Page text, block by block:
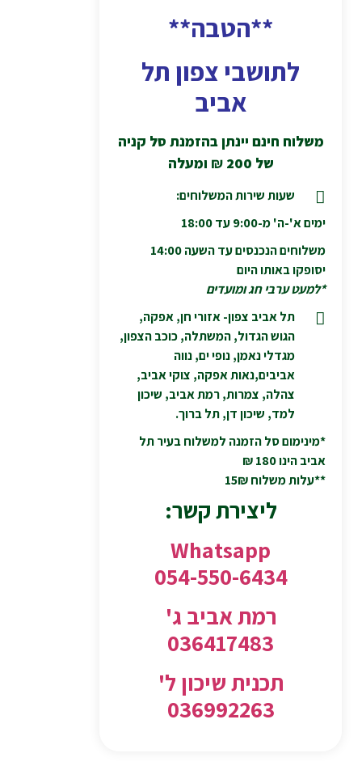
**הטבה**
לתושבי צפון תל
אביב
משלוח חינם יינתן בהזמנת סל קניה
של 200
₪ ומעלה
שעות שירות המשלוחים:
ימים א'-ה' מ-9:00 עד 18:00
משלוחים הנכנסים עד השעה 14:00
יסופקו באותו היום
*למעט ערבי חג ומועדים
תל אביב צפון- אזורי חן, אפקה,
הגוש הגדול, המשתלה, כוכב הצפון,
מגדלי נאמן, נופי ים, נווה
אביבים,נאות אפקה, צוקי אביב,
צהלה, צמרות, רמת אביב, שיכון
למד, שיכון דן, תל ברוך.
*מינימום סל הזמנה למשלוח בעיר תל
אביב הינו 180 ₪
**עלות משלוח 15₪
ליצירת קשר:
Whatsapp
054-550-6434
רמת אביב ג'
036417483
תכנית שיכון ל'
036992263